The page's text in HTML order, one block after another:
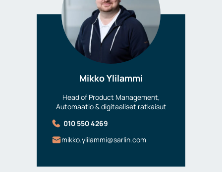
Mikko Ylilammi
Head of Product Management,
Automaatio & digitaaliset ratkaisut
010 550 4269
mikko.ylilammi@sarlin.com